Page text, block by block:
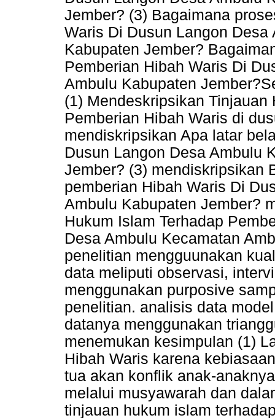
Jember? (3) Bagaimana
Waris Di Dusun Langon
Kabupaten Jember?
Pemberian Hibah Waris Di
Ambulu Kabupaten
(1) Mendeskripsikan
Pemberian Hibah Waris di
mendiskripsikan Apa latar
Dusun Langon Desa Ambulu
Jember? (3) mendiskripsikan
pemberian Hibah Waris Di
Ambulu Kabupaten Jember?
Hukum Islam Terhadap
Desa Ambulu Kecamatan
penelitian mengguunakan
data meliputi observasi,
menggunakan purposive
penelitian. analisis data
datanya menggunakan
menemukan kesimpulan (1)
Hibah Waris karena
tua akan konflik anak-
melalui musyawarah dan
tinjauan hukum islam